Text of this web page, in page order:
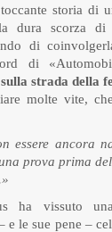
storia di
dura scorza di
di
di
strada della
molte vite,
essere ancora
prova prima
ha vissuto
e le sue pene –